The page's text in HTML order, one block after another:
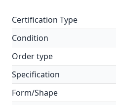
Certification Type
Condition
Order type
Specification
Form/Shape